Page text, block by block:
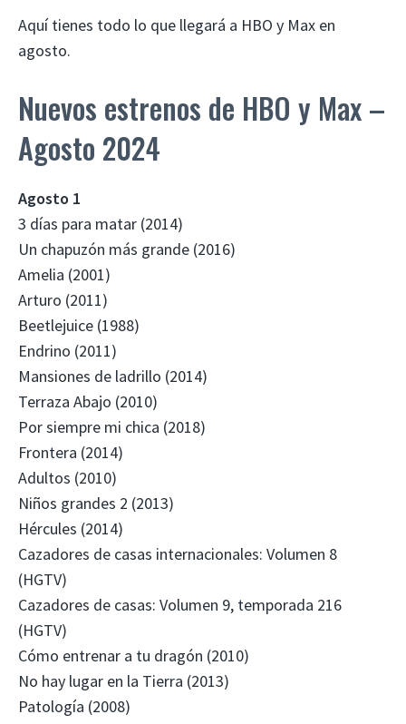
Aquí tienes todo lo que llegará a HBO y Max en
agosto.
Nuevos estrenos de HBO y Max –
Agosto 2024
Agosto 1
3 días para matar (2014)
Un chapuzón más grande (2016)
Amelia (2001)
Arturo (2011)
Beetlejuice (1988)
Endrino (2011)
Mansiones de ladrillo (2014)
Terraza Abajo (2010)
Por siempre mi chica (2018)
Frontera (2014)
Adultos (2010)
Niños grandes 2 (2013)
Hércules (2014)
Cazadores de casas internacionales: Volumen 8
(HGTV)
Cazadores de casas: Volumen 9, temporada 216
(HGTV)
Cómo entrenar a tu dragón (2010)
No hay lugar en la Tierra (2013)
Patología (2008)